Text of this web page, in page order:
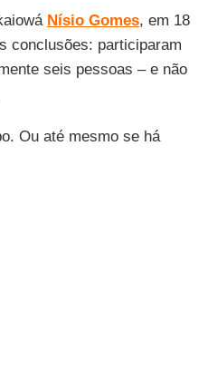
Nísio Gomes, em 18
conclusões: participaram
seis pessoas – e não
Ou até mesmo se há